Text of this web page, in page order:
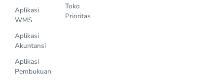
Aplikasi
WMS
Aplikasi
Akuntansi
Aplikasi
Pembukuan
Toko
Prioritas